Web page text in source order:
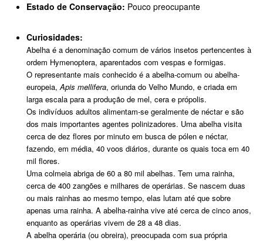
Estado de Conservação: Pouco preocupante
Curiosidades:
Abelha é a denominação comum de vários insetos pertencentes à
ordem Hymenoptera, aparentados com vespas e formigas.
O representante mais conhecido é a abelha-comum ou abelha-
europeia,Apis mellifera, oriunda do Velho Mundo, e criada em
larga escala para a produção de mel, cera e própolis.
Os indivíduos adultos alimentam-se geralmente de néctar e são
dos mais importantes agentes polinizadores. Uma abelha visita
cerca de dez flores por minuto em busca de pólen e néctar,
fazendo, em média, 40 voos diários, durante os quais toca em 40
mil flores.
Uma colmeia abriga de 60 a 80 mil abelhas. Tem uma rainha,
cerca de 400 zangões e milhares de operárias. Se nascem duas
ou mais rainhas ao mesmo tempo, elas lutam até que sobre
apenas uma rainha. A abelha-rainha vive até cerca de cinco anos,
enquanto as operárias vivem de 28 a 48 dias.
A abelha operária (ou obreira), preocupada com sua própria